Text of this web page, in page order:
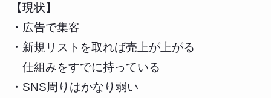
【現状】
・広告で集客
・新規リストを取れば売上が上がる
仕組みをすでに持っている
・SNS周りはかなり弱い